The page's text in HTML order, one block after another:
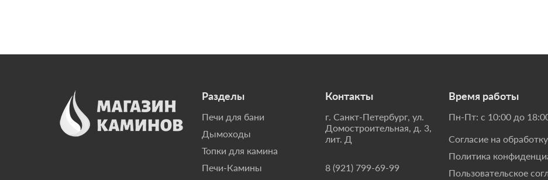
Разделы
Печи для бани
Дымоходы
Топки для камина
Печи-Камины
Контакты
г. Санкт-Петербург, ул.
Домостроительная, д. 3,
лит. Д
8 (921) 799-69-99
Время работы
Пн-Пт: с 10:00 до
Согласие на
Политика
Пользовательское